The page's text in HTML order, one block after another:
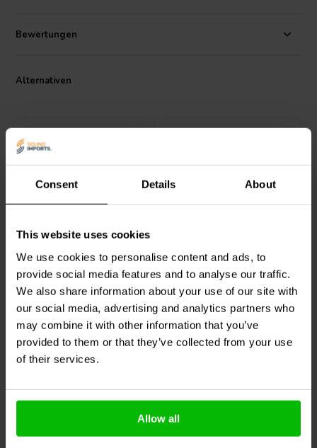
Consent Details About
This website uses cookies
We use cookies to personalise content and ads, to
provide social media features and to analyse our traffic.
We also share information about your use of our site with
our social media, advertising and analytics partners who
may combine it with other information that you’ve
provided to them or that they’ve collected from your use
of their services.
Allow all
Bewertungen
Alternativen
Pressfit Speaker Grill
Guides
1
Vergleichen
100+ Auf Lager
0
klantbeoordelingen
Vergleichen
100+ Auf Lager
Andere Kunden kauften auch